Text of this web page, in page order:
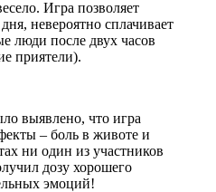
Игра позволяет
невероятно сплачивает
люди после двух часов
приятели).
выявлено, что игра
– боль в животе и
ни один из участников
дозу хорошего
эмоций!